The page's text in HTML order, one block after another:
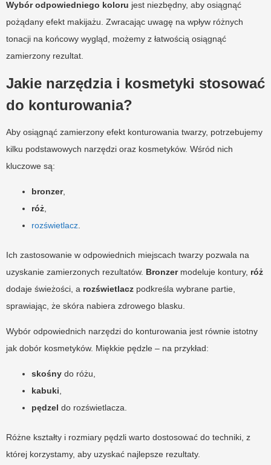
Wybór odpowiedniego koloru jest niezbędny, aby osiągnąć
pożądany efekt makijażu. Zwracając uwagę na wpływ różnych
tonacji na końcowy wygląd, możemy z łatwością osiągnąć
zamierzony rezultat.
Jakie narzędzia i kosmetyki stosować
do konturowania?
Aby osiągnąć zamierzony efekt konturowania twarzy, potrzebujemy
kilku podstawowych narzędzi oraz kosmetyków. Wśród nich
kluczowe są:
bronzer,
róż
rozświetlacz
Ich zastosowanie w odpowiednich miejscach twarzy pozwala na
uzyskanie zamierzonych rezultatów. Bronzermodeluje kontury, róż
dodaje świeżości, a rozświetlacz podkreśla wybrane partie,
sprawiając, że skóra nabiera zdrowego blasku.
Wybór odpowiednich narzędzi do konturowania jest równie istotny
jak dobór kosmetyków. Miękkie pędzle – na przykład:
skośny do różu,
kabuki
pędzel do rozświetlacza.
Różne kształty i rozmiary pędzli warto dostosować do techniki, z
której korzystamy, aby uzyskać najlepsze rezultaty.